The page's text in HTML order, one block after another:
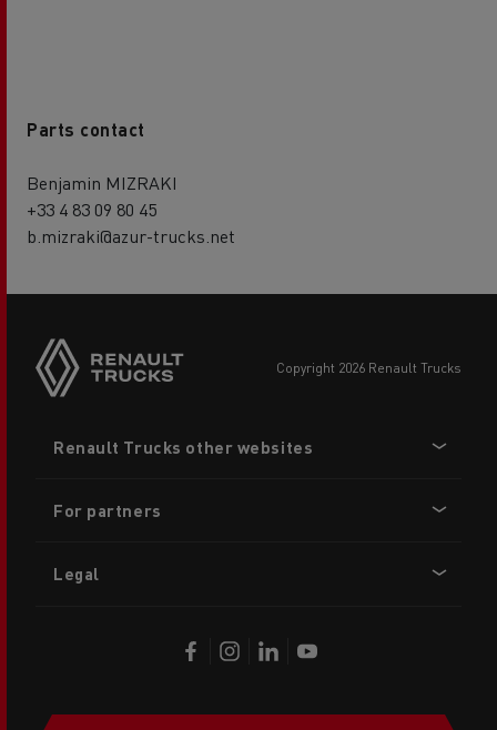
Parts contact
Benjamin MIZRAKI
+33 4 83 09 80 45
b.mizraki@azur-trucks.net
copyright 2026 Renault Trucks
menu
Renault Trucks other websites
For partners
Legal